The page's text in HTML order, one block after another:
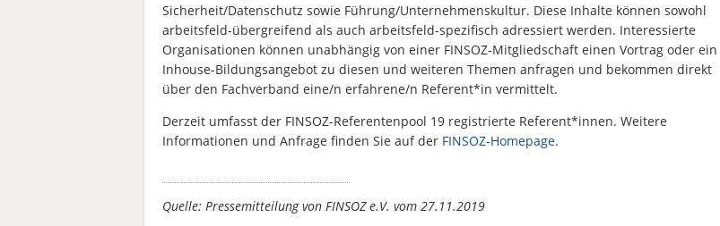
Sicherheit/Datenschutz sowie Führung/Unternehmenskultur. Diese Inhalte können sowohl
arbeitsfeld-übergreifend als auch arbeitsfeld-spezifisch adressiert werden. Interessierte
Organisationen können unabhängig von einer FINSOZ-Mitgliedschaft einen Vortrag oder ein
Inhouse-Bildungsangebot zu diesen und weiteren Themen anfragen und bekommen direkt
über den Fachverband eine/n erfahrene/n Referent*in vermittelt.
Derzeit umfasst der FINSOZ-Referentenpool 19 registrierte Referent*innen. Weitere
Informationen und Anfrage finden Sie auf der FINSOZ-Homepage.
Quelle: Pressemitteilung von FINSOZ e.V. vom 27.11.2019